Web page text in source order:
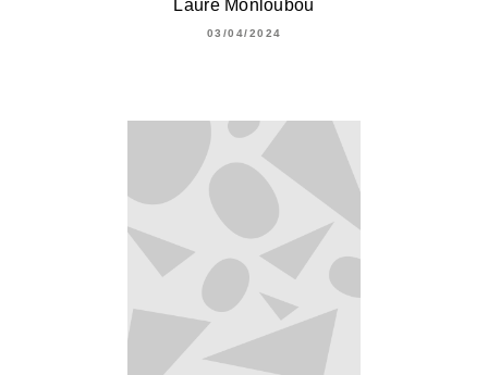
Laure Monloubou
03/04/2024